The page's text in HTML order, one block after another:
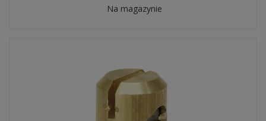
Na magazynie